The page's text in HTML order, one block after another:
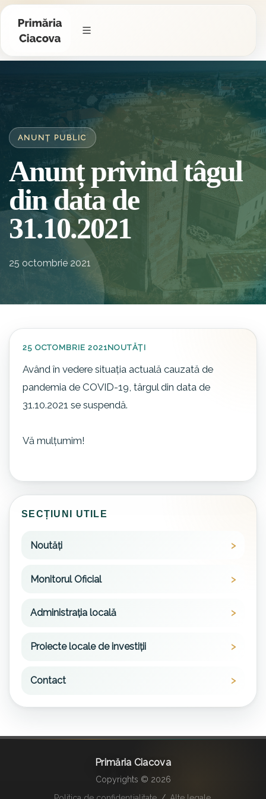
ANUNȚ PUBLIC
Anunț privind tâgul
din data de
31.10.2021
25 octombrie 2021
25 OCTOMBRIE 2021NOUTĂȚI
Având în vedere situaţia actuală cauzată de
pandemia de COVID-19, târgul din data de
31.10.2021 se suspendă.
Vă mulțumim!
SECȚIUNI UTILE
Noutăți
Monitorul Oficial
Administrația locală
Proiecte locale de investiții
Contact
Primăria Ciacova
Copyrights © 2026